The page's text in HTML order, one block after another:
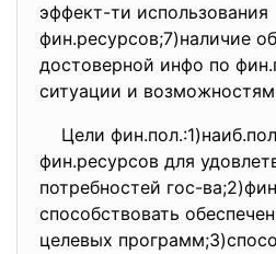
эффект-ти использования
фин.ресурсов;7)наличие
достоверной инфо по
ситуации и возможностям
Цели
фин.ресурсов для
потребностей гос-
способствовать
целевых